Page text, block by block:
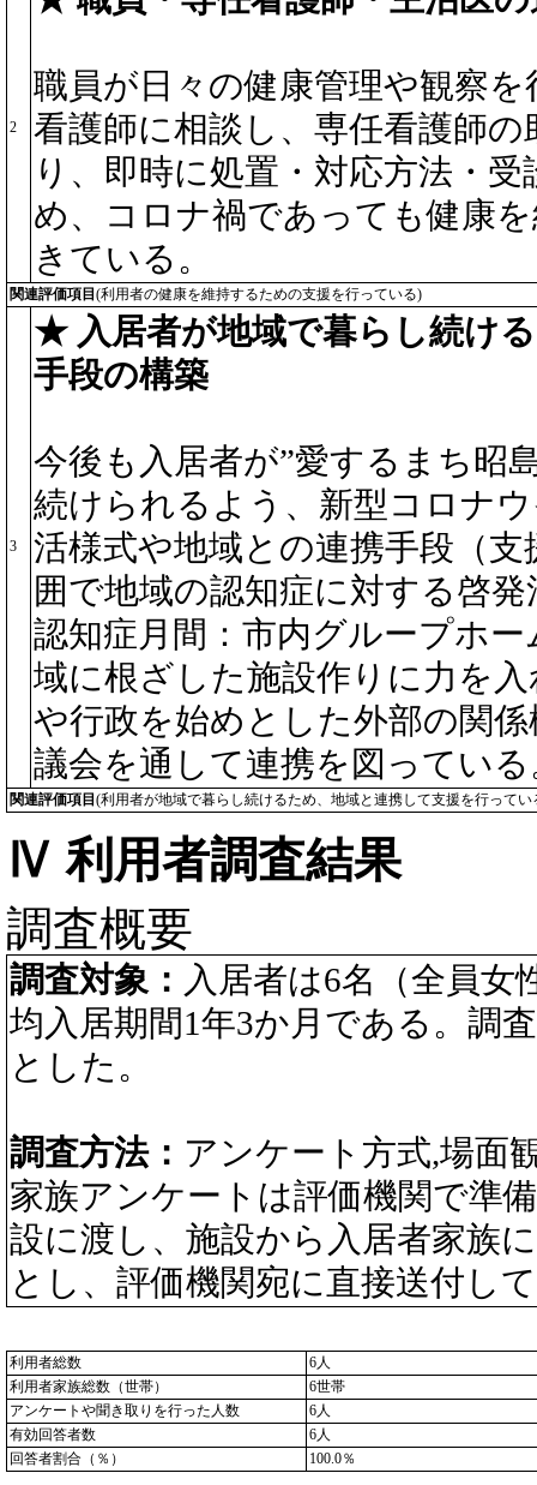
2
職員が日々の健康管理や観察
看護師に相談し、専任看護師
り、即時に処置・対応方法・
め、コロナ禍であっても健康
きている。
関連評価項目(利用者の健康を維持するための支援を行っている)
3
★ 入居者が地域で暮らし続け
手段の構築
今後も入居者が”愛するまち昭
続けられるよう、新型コロナ
活様式や地域との連携手段（
囲で地域の認知症に対する啓
認知症月間：市内グループホ
域に根ざした施設作りに力を
や行政を始めとした外部の関
議会を通して連携を図っている
関連評価項目(利用者が地域で暮らし続けるため、地域と連携して支援を行ってい
Ⅳ 利用者調査結果
調査概要
調査対象： 入居者は6名（全員女
均入居期間1年3か月である。調
とした。
調査方法： アンケート方式,場面
家族アンケートは評価機関で準
設に渡し、施設から入居者家族
とし、評価機関宛に直接送付し
利用者総数
6人
利用者家族総数（世帯）
6世帯
アンケートや聞き取りを行った人数
6人
有効回答者数
6人
回答者割合（％）
100.0％